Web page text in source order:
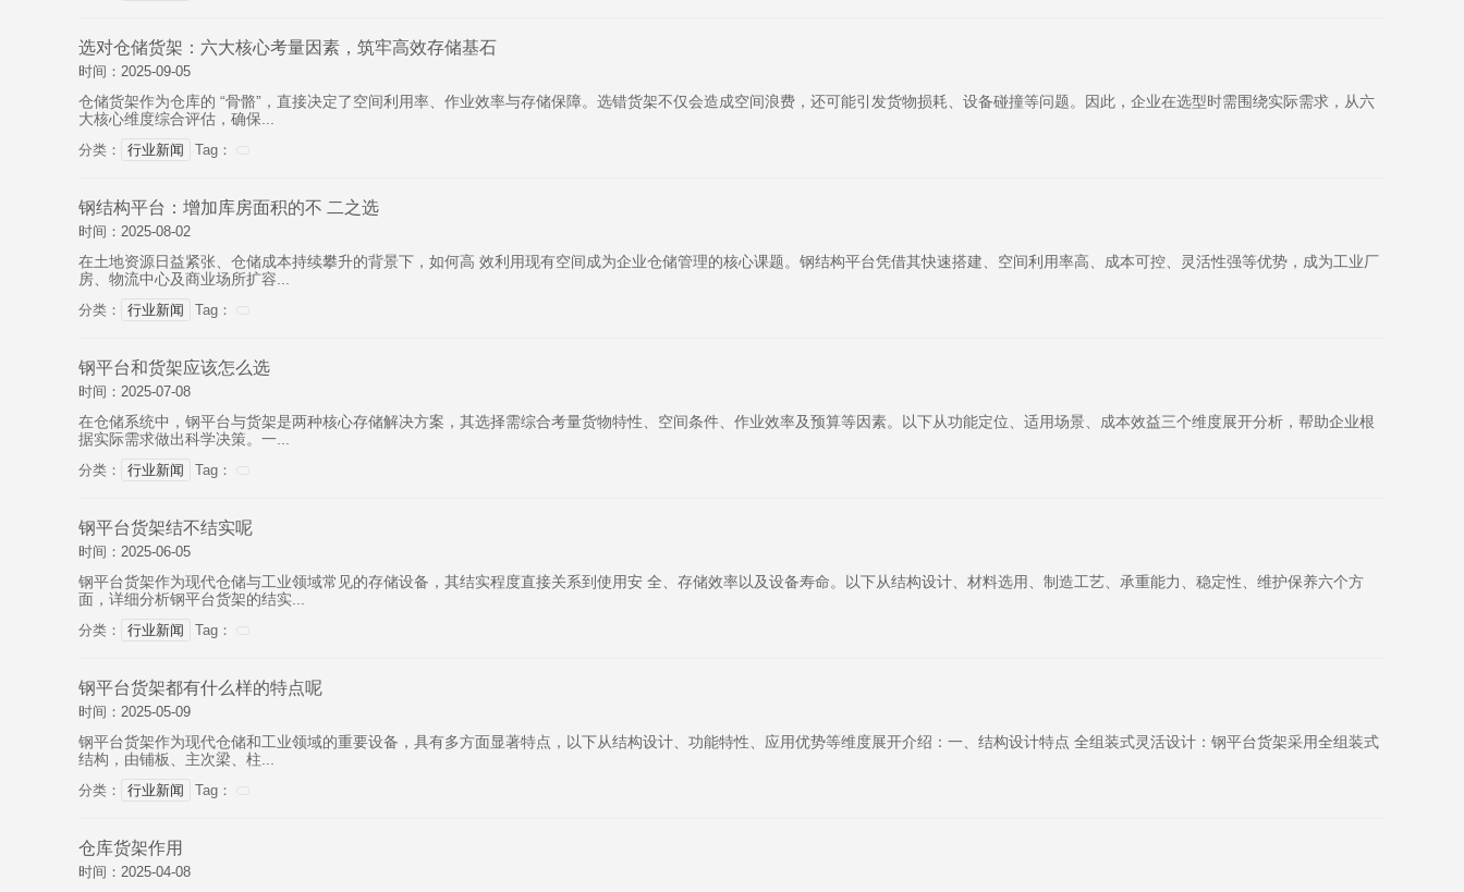
选对仓储货架：六大核心考量因素，筑牢高效存储基石
时间：2025-09-05
仓储货架作为仓库的 “骨骼”，直接决定了空间利用率、作业效率与存储保障。选错货架不仅会造成空间浪费，还可能引发货物损耗、设备碰撞等问题。因此，企业在选型时需围绕实际需求，从六
大核心维度综合评估，确保...
分类： 行业新闻 Tag：
钢结构平台：增加库房面积的不 二之选
时间：2025-08-02
在土地资源日益紧张、仓储成本持续攀升的背景下，如何高 效利用现有空间成为企业仓储管理的核心课题。钢结构平台凭借其快速搭建、空间利用率高、成本可控、灵活性强等优势，成为工业厂
房、物流中心及商业场所扩容...
分类： 行业新闻 Tag：
钢平台和货架应该怎么选
时间：2025-07-08
在仓储系统中，钢平台与货架是两种核心存储解决方案，其选择需综合考量货物特性、空间条件、作业效率及预算等因素。以下从功能定位、适用场景、成本效益三个维度展开分析，帮助企业根
据实际需求做出科学决策。一...
分类： 行业新闻 Tag：
​钢平台货架结不结实呢
时间：2025-06-05
钢平台货架作为现代仓储与工业领域常见的存储设备，其结实程度直接关系到使用安 全、存储效率以及设备寿命。以下从结构设计、材料选用、制造工艺、承重能力、稳定性、维护保养六个方
面，详细分析钢平台货架的结实...
分类： 行业新闻 Tag：
钢平台货架都有什么样的特点呢
时间：2025-05-09
钢平台货架作为现代仓储和工业领域的重要设备，具有多方面显著特点，以下从结构设计、功能特性、应用优势等维度展开介绍：一、结构设计特点 全组装式灵活设计：钢平台货架采用全组装式
结构，由铺板、主次梁、柱...
分类： 行业新闻 Tag：
​仓库货架作用
时间：2025-04-08